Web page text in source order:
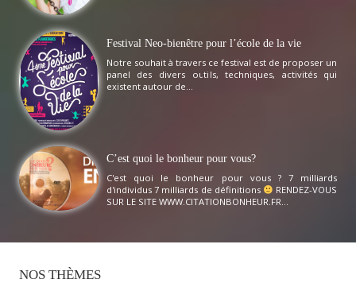
Festival Neo-bienêtre pour l’école de la vie
Notre souhait à travers ce festival est de proposer un
panel des divers outils, techniques, activités qui
existent autour de...
C’est quoi le bonheur pour vous?
C'est quoi le bonheur pour vous ? 7 milliards
d'individus 7 milliards de définitions
RENDEZ-VOUS
SUR LE SITE WWW.CITATIONBONHEUR.FR...
NOS THÈMES